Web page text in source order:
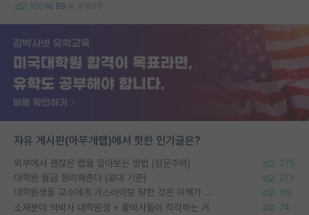
100 88 81898
자유 게시판(아무개랩)에서 핫한 인기글은?
외부에서 괜찮은 랩을 알아보는 방법 (장문주의) 275
대학원 월급 정리해준다 (공대 기준) 275
대학원생들 교수에게 가스라이팅 당한 것은 이해가 갑니다. 안타깝네요. 119
소재분야 석박사 대학원생 + 물박사들이 착각하는 거 74